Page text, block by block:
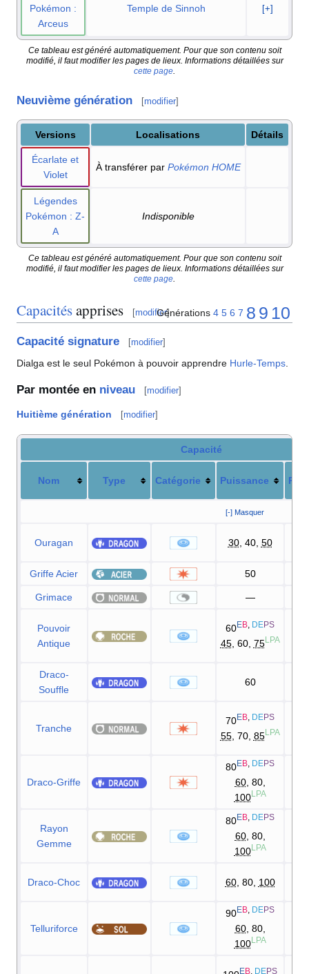
Pokémon :
Arceus
Temple de Sinnoh [+]
Ce tableau est généré automatiquement. Pour que son contenu soit
modifié, il faut modifier les pages de lieux. Informations détaillées sur
cette page
Neuvième génération [modifier]
Versions Localisations Détails
Écarlate et
Violet
À transférer par Pokémon HOME
Légendes
Pokémon : Z-
A
Indisponible
Ce tableau est généré automatiquement. Pour que son contenu soit
modifié, il faut modifier les pages de lieux. Informations détaillées sur
cette page
Capacitésapprises [modifier]
Générations 4 5 6 7 8 9 10
Capacité signature [modifier]
Dialga est le seul Pokémon à pouvoir apprendre Hurle-Temps
Par montée en niveau [modifier]
Huitième génération [modifier]
Capacité
Nom Type Catégorie Puissance
[-] Masquer
Ouragan 30, 40, 50
Griffe Acier 50
Grimace —
Pouvoir
Antique
60EB DEPS
45, 60, 75LPA
Draco-
Souffle
60
Tranche
70EB DEPS
55, 70, 85LPA
Draco-Griffe
80EB DEPS
60, 80,
100LPA
Rayon
Gemme
80EB DEPS
60, 80,
100LPA
Draco-Choc 60, 80, 100
Telluriforce
90EB DEPS
60, 80,
100LPA
EB DEPS